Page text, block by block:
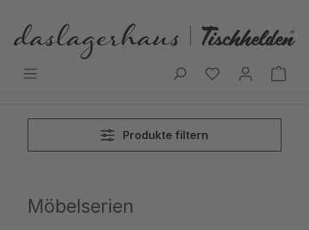
Produkte filtern
Möbelserien